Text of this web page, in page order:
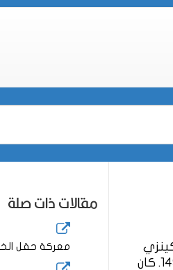
مقالات ذات صلة
معركة حقل
باللاتينيه (Paulus de Kenezy) بالرومانية (Paul Chinezu) ولد عام 1432 وتوفي في عام 1494. كان